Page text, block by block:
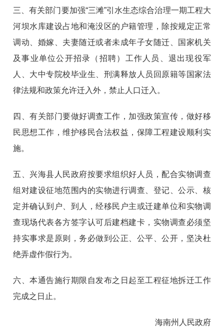
三、有关部门要加强“三滩”引水生态综合治理一期工程大
河坝水库建设占地和淹没区的户籍管理，除按规定正常
调动、婚嫁、夫妻随迁或者未成年子女随迁、国家机关
及事业单位公开招录（招聘）工作人员、退出现役军
人、大中专院校毕业生、刑满释放人员回原籍等国家法
律法规和政策允许迁入外，禁止人口迁入。
四、有关部门要做好调查工作，加强政策宣传，做好移
民思想工作，维护移民合法权益，保障工程建设顺利实
施。
五、兴海县人民政府按要求组织好人员，配合实物调查
组对建设征地范围内的实物进行调查、登记、公示、核
定并确认到户、到人，经移民户主或迁建单位和实物调
查现场代表各方签字认可后建档建卡，实物调查必须坚
持实事求是原则，务必做到公正、公平、公开，坚决杜
绝弄虚作假行为。
六、本通告施行期限自发布之日起至工程征地拆迁工作
完成之日止。
海南州人民政府